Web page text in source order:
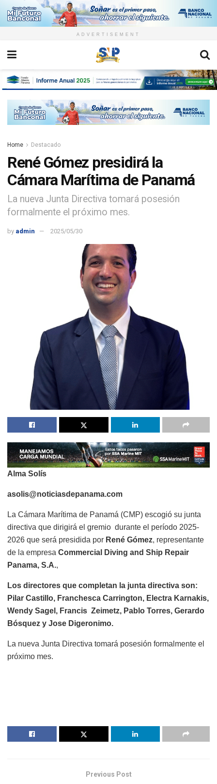
ADVERTISEMENT
Home Destacado
René Gómez presidirá la
Cámara Marítima de Panamá
La nueva Junta Directiva tomará posesión
formalmente el próximo mes.
by admin 2025/05/30
Alma Solís
asolis@noticiasdepanama.com
La Cámara Marítima de Panamá (CMP) escogió su junta
directiva que dirigirá el gremio durante el período 2025-
2026 que será presidida por René Gómez, representante
de la empresa Commercial Diving and Ship Repair
Panama, S.A.,
Los directores que completan la junta directiva son:
Pilar Castillo, Franchesca Carrington, Electra Karnakis,
Wendy Sagel, Francis Zeimetz, Pablo Torres, Gerardo
Bósquez y Jose Digeronimo.
La nueva Junta Directiva tomará posesión formalmente el
próximo mes.
Previous Post